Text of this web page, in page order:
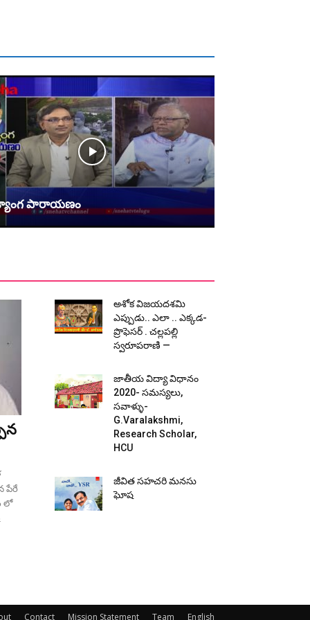
పారాయ‌ణం
పేరే
లో
అశోక విజ‌య‌ద‌శ‌మి
ఎప్పుడు.. ఎలా .. ఎక్క‌డ‌-
ప్రొఫెసర్ . చల్లపల్లి
స్వరూపరాణి —
జాతీయ విద్యా విధానం
2020- స‌మ‌స్య‌లు,
స‌వాళ్ళు-
G.Varalakshmi,
Research Scholar,
HCU
జీవిత సహచరి మనసు
ఘోష
Contact Mission Statement Team English